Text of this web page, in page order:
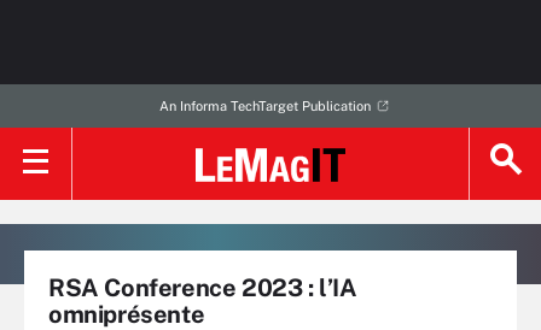
An Informa TechTarget Publication
RSA Conference 2023 : l’IA
omniprésente